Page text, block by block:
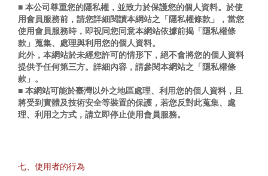
■ 本公司尊重您的隱私權，並致力於保護您的個人資料。於使
用會員服務前，請您詳細閱讀本網站之「隱私權條款」，當您
使用會員服務時，即視同您同意本網站依據前揭「隱私權條
款」蒐集、處理與利用您的個人資料。
此外，本網站於未經您許可的情形下，絕不會將您的個人資料
提供予任何第三方。詳細內容，請參閱本網站之「隱私權條
款」。
■ 本網站可能於臺灣以外之地區處理、利用您的個人資料，且
將受到實體及技術安全等裝置的保護，若您反對此蒐集、處
理、利用之方式，請立即停止使用會員服務。
七、使用者的行為